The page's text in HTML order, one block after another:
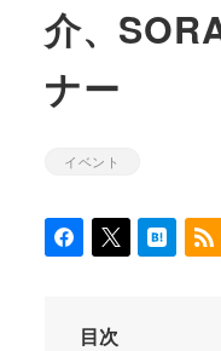
介、
ナー
カテゴリー
イベント
目次